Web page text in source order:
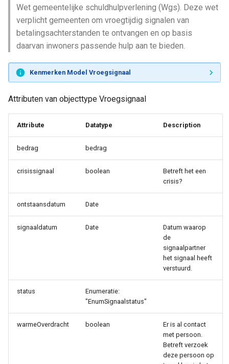
Wet gemeentelijke schuldhulpverlening (Wgs). Deze wet
verplicht gemeenten om vroegtijdig signalen van
betalingsachterstanden te ontvangen en op basis
daarvan inwoners passende hulp aan te bieden.
Kenmerken Model Vroegsignaal
Attributen van objecttype Vroegsignaal
Attribute Datatype Description
bedrag bedrag
crisissignaal boolean
Betreft het een
crisis?
ontstaansdatum Date
signaaldatum Date
Datum waarop
de
signaalpartner
het signaal heeft
verstuurd.
status
Enumeratie:
"EnumSignaalstatus"
warmeOverdracht boolean
Er is al contact
met persoon.
Betreft verzoek
deze persoon op